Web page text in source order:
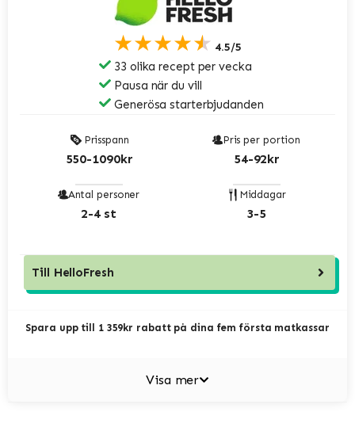
★★★★★ 4.5/5
33 olika recept per vecka
Pausa när du vill
Generösa starterbjudanden
Prisspann
550-1090kr
Pris per portion
54-92kr
Antal personer
2-4 st
Middagar
3-5
Till HelloFresh
Spara upp till 1 359kr rabatt på dina fem första matkassar
Visa mer